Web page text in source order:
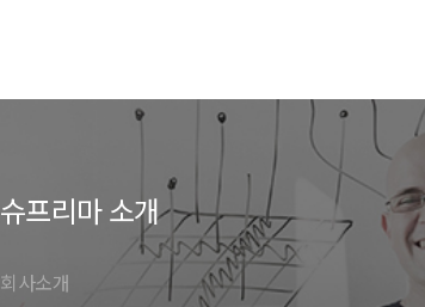
슈프리마 소개
회사소개